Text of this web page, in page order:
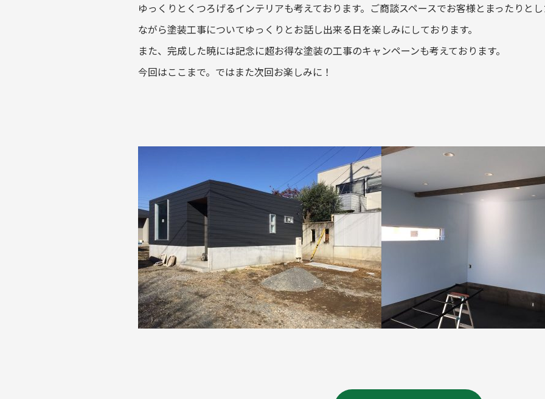
ゆっくりとくつろげるインテリアも考えております。ご商談スペースでお客様とまったりと
ながら塗装工事についてゆっくりとお話し出来る日を楽しみにしております。
また、完成した暁には記念に超お得な塗装の工事のキャンペーンも考えております。
今回はここまで。ではまた次回お楽しみに！